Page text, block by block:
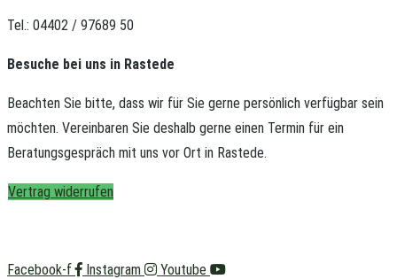
Tel.: 04402 / 97689 50
Besuche bei uns in Rastede
Beachten Sie bitte, dass wir für Sie gerne persönlich verfügbar sein
möchten. Vereinbaren Sie deshalb gerne einen Termin für ein
Beratungsgespräch mit uns vor Ort in Rastede.
Vertrag widerrufen
Facebook-f Instagram Youtube